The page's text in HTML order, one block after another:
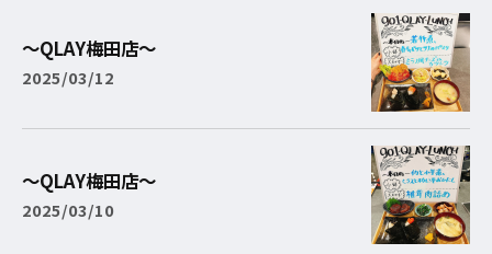
〜QLAY梅田店〜
2025/03/12
〜QLAY梅田店〜
2025/03/10